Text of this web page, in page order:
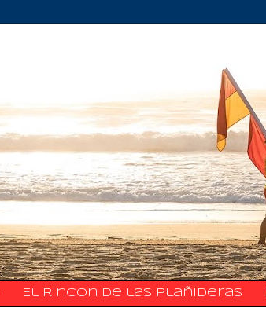
El Rincon de las Plañideras